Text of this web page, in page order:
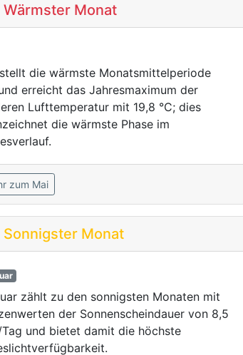
Wärmster Monat
die wärmste Monatsmittelperiode
erreicht das Jahresmaximum der
Lufttemperatur mit 19,8 °C; dies
die wärmste Phase im
zum Mai
Sonnigster Monat
zählt zu den sonnigsten Monaten mit
der Sonnenscheindauer von 8,5
und bietet damit die höchste